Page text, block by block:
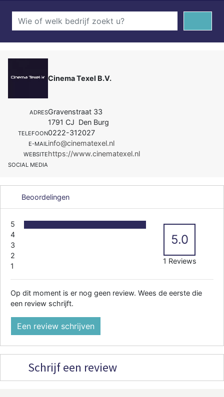
Cinema Texel B.V.
ADRESGravenstraat 33
1791 CJ Den Burg
TELEFOON0222-312027
E-MAILinfo@cinematexel.nl
WEBSITEhttps://www.cinematexel.nl
SOCIAL MEDIA
Beoordelingen
5
4
3
2
1
5.0
1 Reviews
Op dit moment is er nog geen review. Wees de eerste die
een review schrijft.
Een review schrijven
Schrijf een review